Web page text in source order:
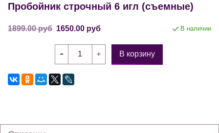
Пробойник строчный 6 игл (съемные)
1899.00 руб 1650.00 руб В наличии
В корзину